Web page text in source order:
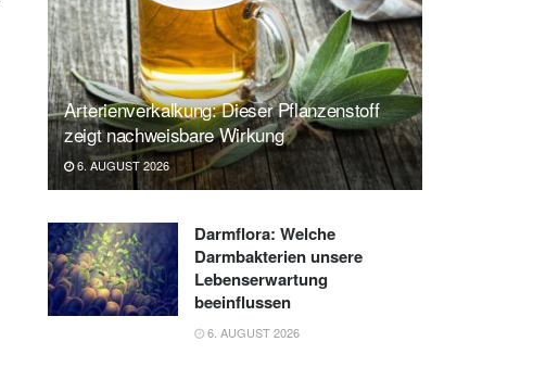
Arterienverkalkung: Dieser Pflanzenstoff
zeigt nachweisbare Wirkung
6. AUGUST 2026
Darmflora: Welche
Darmbakterien unsere
Lebenserwartung
beeinflussen
6. AUGUST 2026